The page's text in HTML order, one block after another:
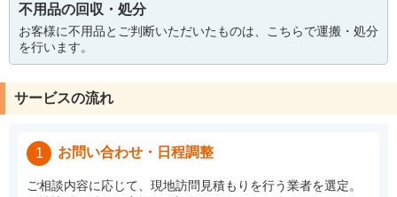
不用品の回収・処分
お客様に不用品とご判断いただいたものは、こちらで運搬・処分
を行います。
サービスの流れ
1 お問い合わせ・日程調整
ご相談内容に応じて、現地訪問見積もりを行う業者を選定。